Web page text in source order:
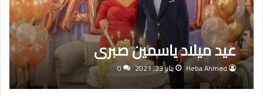
عيد ميلاد ياسمين صبرى
Heba Ahmed يناير 23, 2021 0